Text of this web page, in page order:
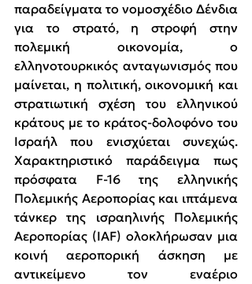
παραδείγματα το νομοσχέδιο Δένδια
για το στρατό, η στροφή στην
πολεμική οικονομία, ο
ελληνοτουρκικός ανταγωνισμός που
μαίνεται, η πολιτική, οικονομική και
στρατιωτική σχέση του ελληνικού
κράτους με το κράτος-δολοφόνο του
Ισραήλ που ενισχύεται συνεχώς.
Χαρακτηριστικό παράδειγμα πως
πρόσφατα F-16 της ελληνικής
Πολεμικής Αεροπορίας και ιπτάμενα
τάνκερ της ισραηλινής Πολεμικής
Αεροπορίας (IAF) ολοκλήρωσαν μια
κοινή αεροπορική άσκηση με
αντικείμενο τον εναέριο